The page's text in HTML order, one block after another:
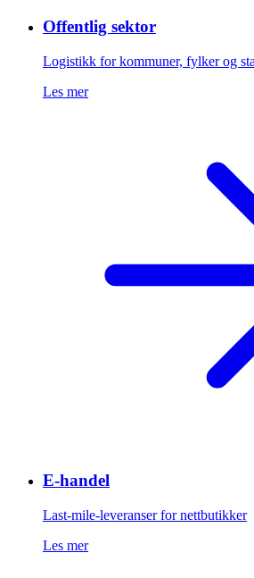
Offentlig sektor
Logistikk for kommuner, fylker og
Les mer
E-handel
Last-mile-leveranser for nettbutikker
Les mer